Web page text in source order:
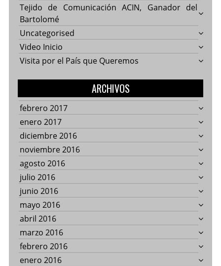
Tejido de Comunicación ACIN, Ganador del
Bartolomé
Uncategorised
Video Inicio
Visita por el País que Queremos
ARCHIVOS
febrero 2017
enero 2017
diciembre 2016
noviembre 2016
agosto 2016
julio 2016
junio 2016
mayo 2016
abril 2016
marzo 2016
febrero 2016
enero 2016